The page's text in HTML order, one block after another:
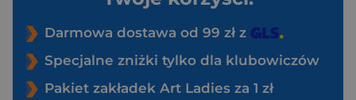
Darmowa dostawa od 99 zł z
Specjalne zniżki tylko dla klubowiczów
Pakiet zakładek Art Ladies za 1 zł